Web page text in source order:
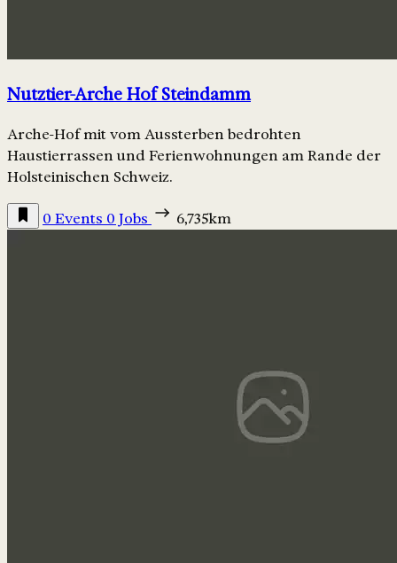
Nutztier-Arche Hof Steindamm
Arche-Hof mit vom Aussterben bedrohten
Haustierrassen und Ferienwohnungen am Rande der
Holsteinischen Schweiz.
0 Events 0 Jobs 6,735km